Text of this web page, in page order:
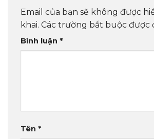
Email của bạn sẽ không được
khai. Các trường bắt buộc được
Bình luận *
Tên *